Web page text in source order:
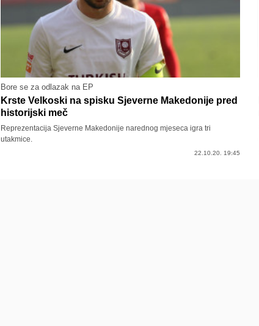
Bore se za odlazak na EP
Krste Velkoski na spisku Sjeverne Makedonije pred
historijski meč
Reprezentacija Sjeverne Makedonije narednog mjeseca igra tri
utakmice.
22.10.20. 19:45